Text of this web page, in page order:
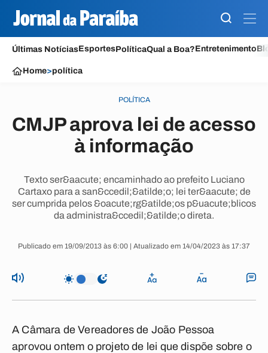
Últimas NotíciasEsportesPolíticaQual a Boa?Entretenimento
Home>política
POLÍTICA
CMJP aprova lei de acesso
à informação
Texto ser&aacute; encaminhado ao prefeito Luciano
Cartaxo para a san&ccedil;&atilde;o; lei ter&aacute; de
ser cumprida pelos &oacute;rg&atilde;os p&uacute;blicos
da administra&ccedil;&atilde;o direta.
Publicado em 19/09/2013 às 6:00 | Atualizado em 14/04/2023 às 17:37
A Câmara de Vereadores de João Pessoa
aprovou ontem o projeto de lei que dispõe sobre o